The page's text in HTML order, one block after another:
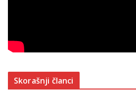
Skorašnji članci